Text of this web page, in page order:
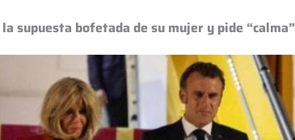
supuesta bofetada de su mujer y pide “calma”